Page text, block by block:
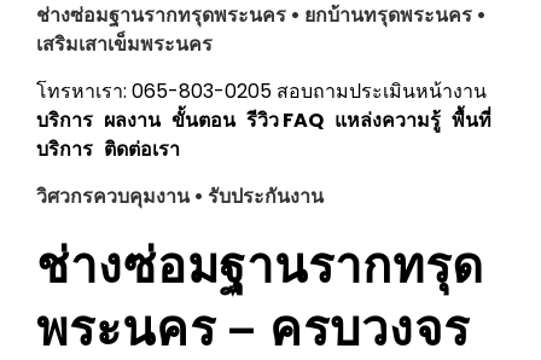
ช่างซ่อมฐานรากทรุดพระนคร • ยกบ้านทรุดพระนคร •
เสริมเสาเข็มพระนคร
โทรหาเรา: 065-803-0205 สอบถามประเมินหน้างาน
บริการ ผลงาน ขั้นตอน รีวิวFAQ แหล่งความรู้ พื้นที่
บริการ ติดต่อเรา
วิศวกรควบคุมงาน • รับประกันงาน
ช่างซ่อมฐานรากทรุด
พระนคร– ครบวงจร